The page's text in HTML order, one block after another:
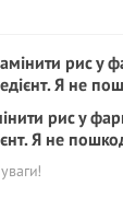
рис у
Я не